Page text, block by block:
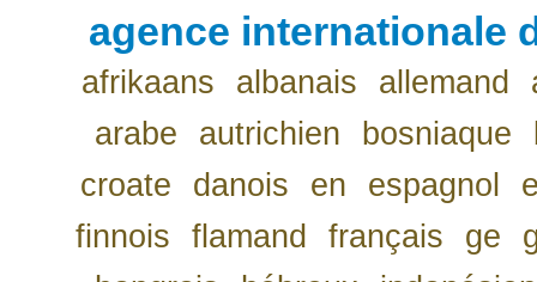
agence internationale
afrikaans albanais allemand
arabe
autrichien bosniaque
croate
danois en espagnol
finnois
flamand français ge